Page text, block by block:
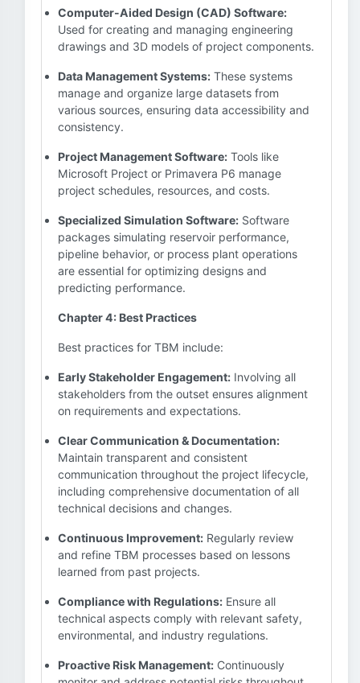
Computer-Aided Design (CAD) Software:
Used for creating and managing engineering
drawings and 3D models of project components.
Data Management Systems: These systems
manage and organize large datasets from
various sources, ensuring data accessibility and
consistency.
Project Management Software: Tools like
Microsoft Project or Primavera P6 manage
project schedules, resources, and costs.
Specialized Simulation Software: Software
packages simulating reservoir performance,
pipeline behavior, or process plant operations
are essential for optimizing designs and
predicting performance.
Chapter 4: Best Practices
Best practices for TBM include:
Early Stakeholder Engagement: Involving all
stakeholders from the outset ensures alignment
on requirements and expectations.
Clear Communication & Documentation:
Maintain transparent and consistent
communication throughout the project lifecycle,
including comprehensive documentation of all
technical decisions and changes.
Continuous Improvement: Regularly review
and refine TBM processes based on lessons
learned from past projects.
Compliance with Regulations: Ensure all
technical aspects comply with relevant safety,
environmental, and industry regulations.
Proactive Risk Management: Continuously